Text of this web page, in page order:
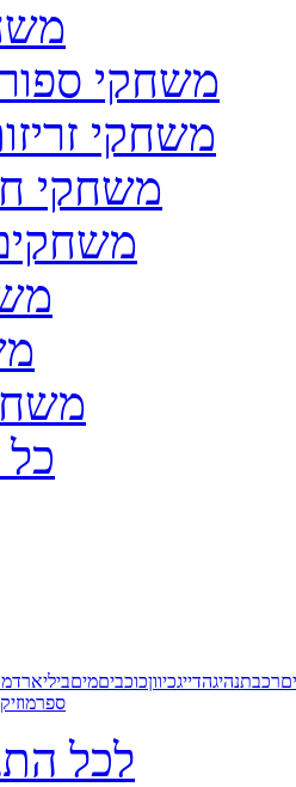
משחקי
משחקי
משחקי
רכבתנהיגהדייגכיווןכוכביםמיםביליארד
ספר
לכל